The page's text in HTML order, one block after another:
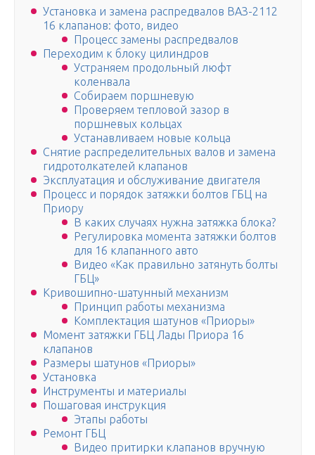
Установка и замена распредвалов ВАЗ-2112
16 клапанов: фото, видео
Процесс замены распредвалов
Переходим к блоку цилиндров
Устраняем продольный люфт
коленвала
Собираем поршневую
Проверяем тепловой зазор в
поршневых кольцах
Устанавливаем новые кольца
Снятие распределительных валов и замена
гидротолкателей клапанов
Эксплуатация и обслуживание двигателя
Процесс и порядок затяжки болтов ГБЦ на
Приору
В каких случаях нужна затяжка блока?
Регулировка момента затяжки болтов
для 16 клапанного авто
Видео «Как правильно затянуть болты
ГБЦ»
Кривошипно-шатунный механизм
Принцип работы механизма
Комплектация шатунов «Приоры»
Момент затяжки ГБЦ Лады Приора 16
клапанов
Размеры шатунов «Приоры»
Установка
Инструменты и материалы
Пошаговая инструкция
Этапы работы
Ремонт ГБЦ
Видео притирки клапанов вручную